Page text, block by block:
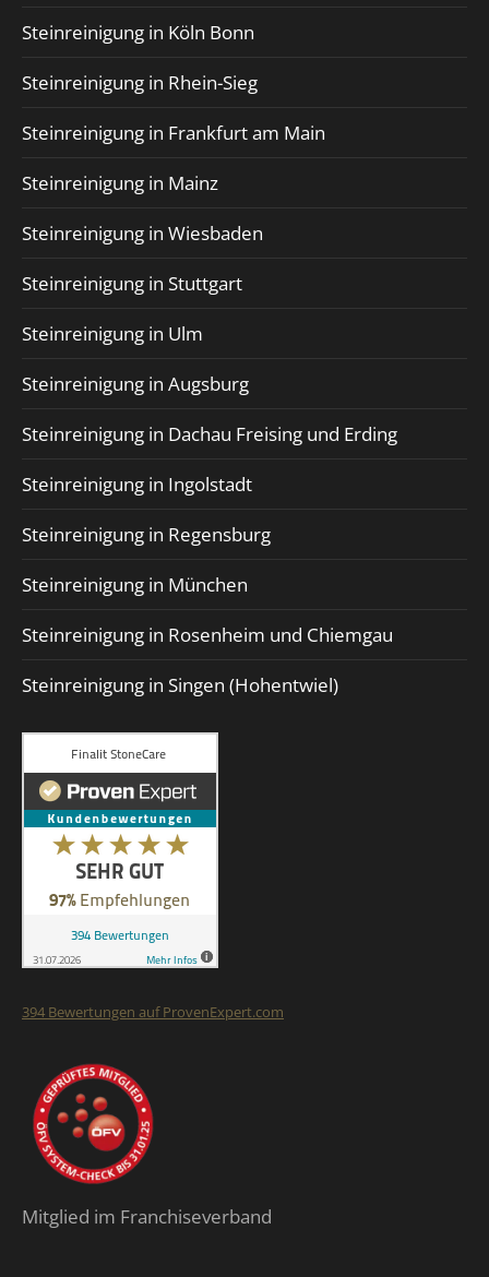
Steinreinigung in Köln Bonn
Steinreinigung in Rhein-Sieg
Steinreinigung in Frankfurt am Main
Steinreinigung in Mainz
Steinreinigung in Wiesbaden
Steinreinigung in Stuttgart
Steinreinigung in Ulm
Steinreinigung in Augsburg
Steinreinigung in Dachau Freising und Erding
Steinreinigung in Ingolstadt
Steinreinigung in Regensburg
Steinreinigung in München
Steinreinigung in Rosenheim und Chiemgau
Steinreinigung in Singen (Hohentwiel)
394 Bewertungen auf ProvenExpert.com
Mitglied im Franchiseverband